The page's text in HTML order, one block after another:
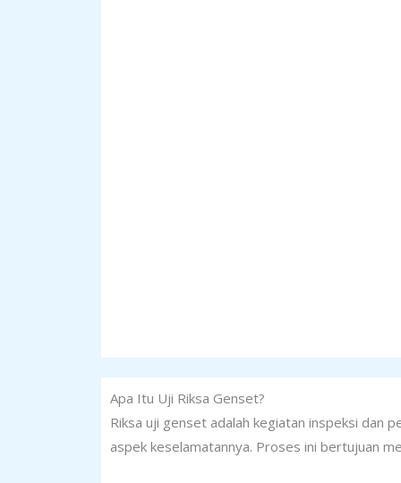
Apa Itu Uji Riksa Genset?
Riksa uji genset adalah kegiatan inspeksi dan
aspek keselamatannya. Proses ini bertujuan